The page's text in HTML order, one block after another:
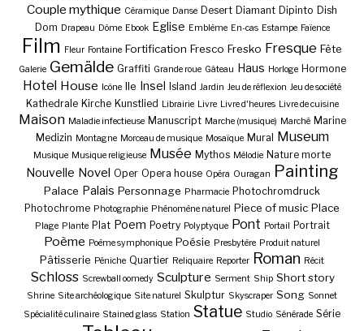
Couple mythique Céramique Danse Desert Diamant Dipinto Dish
Dom Drapeau Dôme Ebook Eglise Emblème En-cas Estampe Faïence
Film Fleur Fontaine Fortification Fresco Fresko Fresque Fête
Galerie Gemälde Graffiti Grande roue Gâteau Haus Horloge Hormone
Hotel House Icône Ile Insel Island Jardin Jeu de réflexion Jeu de société
Kathedrale Kirche Kunstlied Librairie Livre Livre d'heures Livre de cuisine
Maison Maladie infectieuse Manuscript Marche (musique) Marché Marine
Medizin Montagne Morceau de musique Mosaïque Mural Museum
Musique Musique religieuse Musée Mythos Mélodie Nature morte
Nouvelle Novel Oper Opera house Opéra Ouragan Painting
Palace Palais Personnage Pharmacie Photochromdruck
Photochrome Photographie Phénomène naturel Piece of music Place
Plage Plante Plat Poem Poetry Polyptyque Pont Portail Portrait
Poème Poème symphonique Poésie Presbytère Produit naturel
Pâtisserie Péniche Quartier Reliquaire Reporter Roman Récit
Schloss Screwball oomedy Sculpture Serment Ship Short story
Shrine Site archéologique Site naturel Skulptur Skyscraper Song Sonnet
Spécialité culinaire Stained glass Station Statue Studio Sénérade Série